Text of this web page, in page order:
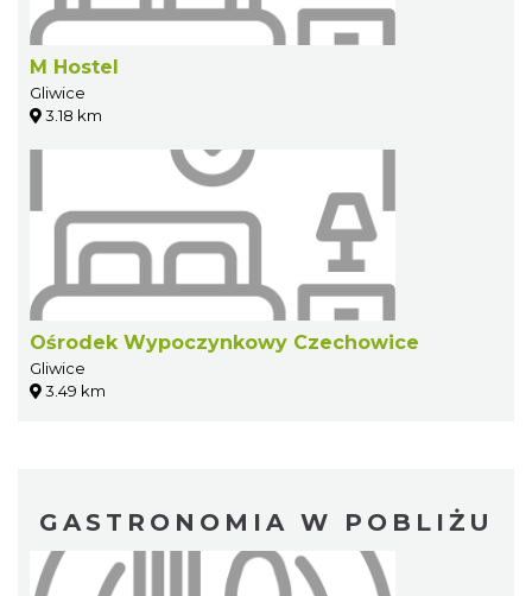
M Hostel
Gliwice
3.18 km
Ośrodek Wypoczynkowy Czechowice
Gliwice
3.49 km
GASTRONOMIA W POBLIŻU